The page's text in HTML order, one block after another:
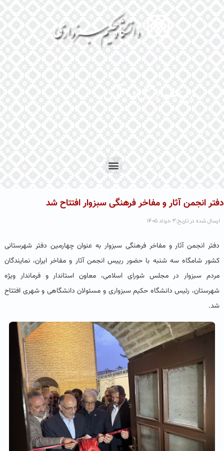
دفتر انجمن آثار و مفاخر فرهنگی سبزوار افتتاح شد
ارسال شده در تاریخ:۳ خرداد ۱۴۰۵
دفتر انجمن آثار و مفاخر فرهنگی سبزوار به عنوان چهارمین دفتر شهرستانی
کشور شامگاه سه شنبه با حضور رییس انجمن آثار و مفاخر ایران، نمایندگان
مردم سبزوار در مجلس شورای اسلامی، معاون استاندار و فرماندار ویژه
شهرستان، رئیس دانشگاه حکیم سبزواری و مسئولان دانشگاهی و شهری افتتاح
شد.